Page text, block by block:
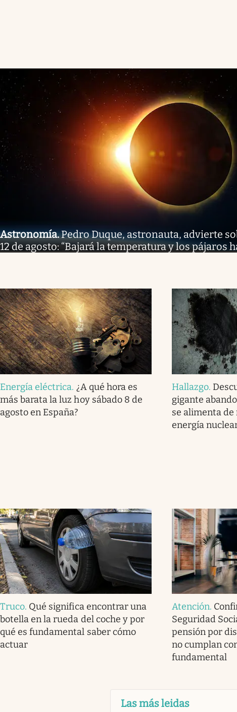
Astronomía.Pedro Duque, astronauta, advierte
12 de agosto: “Bajará la temperatura y los pájaros
Energía eléctrica. ¿A qué hora es
más barata la luz hoy sábado 8 de
agosto en España?
Hallazgo.
gigante
se alimenta
energía
Truco. Qué significa encontrar una
botella en la rueda del coche y por
qué es fundamental saber cómo
actuar
Atención.
Seguridad
pensión por
no cumplan
fundamental
Las más leidas